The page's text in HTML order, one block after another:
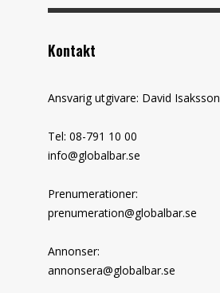
Kontakt
Ansvarig utgivare: David Isaksson
Tel: 08-791 10 00
info@globalbar.se
Prenumerationer:
prenumeration@globalbar.se
Annonser:
annonsera@globalbar.se